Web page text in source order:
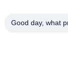
Good day, what